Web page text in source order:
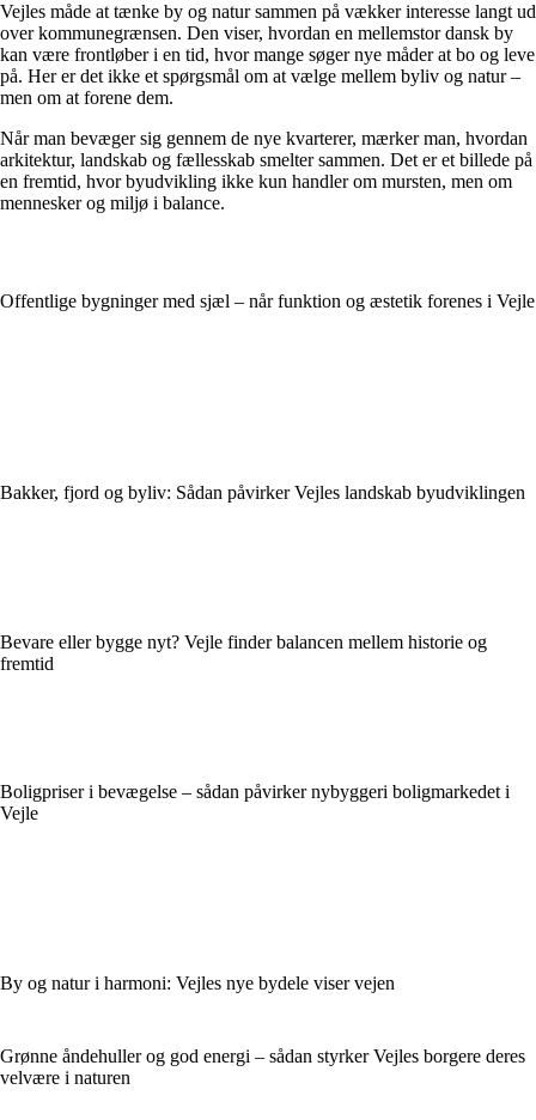
Vejles måde at tænke by og natur sammen på vækker interesse langt ud
over kommunegrænsen. Den viser, hvordan en mellemstor dansk by
kan være frontløber i en tid, hvor mange søger nye måder at bo og leve
på. Her er det ikke et spørgsmål om at vælge mellem byliv og natur –
men om at forene dem.
Når man bevæger sig gennem de nye kvarterer, mærker man, hvordan
arkitektur, landskab og fællesskab smelter sammen. Det er et billede på
en fremtid, hvor byudvikling ikke kun handler om mursten, men om
mennesker og miljø i balance.
Offentlige bygninger med sjæl – når funktion og æstetik forenes i Vejle
Bakker, fjord og byliv: Sådan påvirker Vejles landskab byudviklingen
Bevare eller bygge nyt? Vejle finder balancen mellem historie og
fremtid
Boligpriser i bevægelse – sådan påvirker nybyggeri boligmarkedet i
Vejle
By og natur i harmoni: Vejles nye bydele viser vejen
Grønne åndehuller og god energi – sådan styrker Vejles borgere deres
velvære i naturen